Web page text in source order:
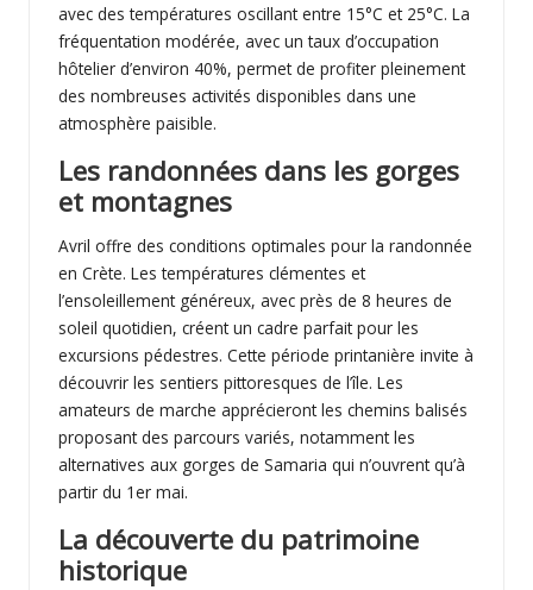
avec des températures oscillant entre 15°C et 25°C. La
fréquentation modérée, avec un taux d’occupation
hôtelier d’environ 40%, permet de profiter pleinement
des nombreuses activités disponibles dans une
atmosphère paisible.
Les randonnées dans les gorges
et montagnes
Avril offre des conditions optimales pour la randonnée
en Crète. Les températures clémentes et
l’ensoleillement généreux, avec près de 8 heures de
soleil quotidien, créent un cadre parfait pour les
excursions pédestres. Cette période printanière invite à
découvrir les sentiers pittoresques de l’île. Les
amateurs de marche apprécieront les chemins balisés
proposant des parcours variés, notamment les
alternatives aux gorges de Samaria qui n’ouvrent qu’à
partir du 1er mai.
La découverte du patrimoine
historique